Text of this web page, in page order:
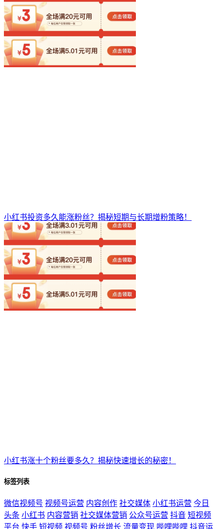
小红书投资多久能涨粉丝？揭秘短期与长期增粉策略！
小红书涨十个粉丝要多久？揭秘快速增长的秘密！
标签列表
微信视频号 视频号运营 内容创作 社交媒体 小红书运营 今日
头条 小红书 内容营销 社交媒体营销 公众号运营 抖音 短视频
平台 快手 短视频 视频号 粉丝增长 流量变现 哔哩哔哩 抖音运